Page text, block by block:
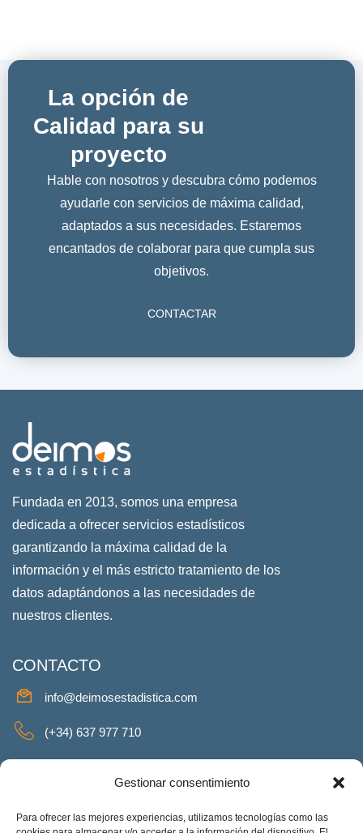
Gestionar consentimiento
Para ofrecer las mejores experiencias, utilizamos tecnologías como las
La opción de
Calidad para su
proyecto
Hable con nosotros y descubra cómo podemos
ayudarle con servicios de máxima calidad,
adaptados a sus necesidades. Estaremos
encantados de colaborar para que cumpla sus
objetivos.
CONTACTAR
Fundada en 2013, somos una empresa
dedicada a ofrecer servicios estadísticos
garantizando la máxima calidad de la
información y el más estricto tratamiento de los
datos adaptándonos a las necesidades de
nuestros clientes.
CONTACTO
info@deimosestadistica.com
(+34) 637 977 710